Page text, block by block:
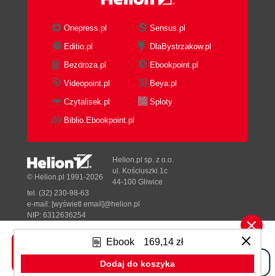
Data Passing Through Services
Data Passing Through Real-Time
Batch Processing Versus Stream Processing
Summary
4. Training Data
Sampling
Simple Random Sampling
Stratified Sampling
Weighted Sampling
Reservoir Sampling
Importance Sampling
Labeling
Hand Labels
Label multiplicity
Data lineage
Natural Labels
Ebook 169,14 zł
Dodaj do koszyka
Onepress.pl
Sensus.pl
Editio.pl
DlaBystrzakow.pl
Bezdroza.pl
Ebookpoint.pl
Videopoint.pl
Beya.pl
Czytalisek.pl
Sploty
Biblio.Ebookpoint.pl
Tonik.pl
© Helion.pl 1991-2026
Helion.pl sp. z o.o.
ul. Kościuszki 1c
44-100 Gliwice
tel. (32) 230-98-63
e-mail: [wyświetl email]@helion.pl
NIP: 6312636254